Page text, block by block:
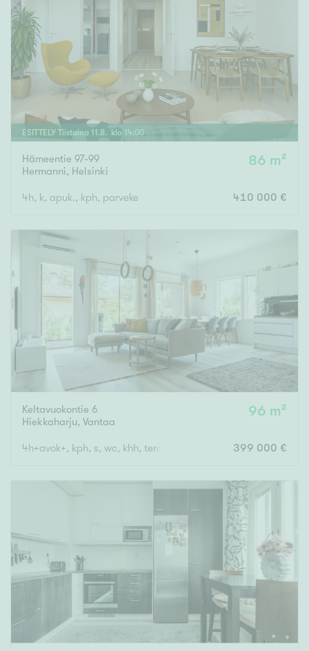
ESITTELY Tiistaina 11.8. klo 14:00
Hämeentie 97-99
Hermanni, Helsinki
86 m²
4h, k, apuk., kph, parveke 410 000 €
Keltavuokontie 6
Hiekkaharju, Vantaa
96 m²
4h+avok+, kph, s, wc, khh, terassi, var 399 000 €